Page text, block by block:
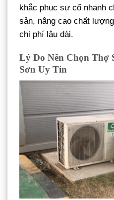
khắc phục sự cố nhanh
sản, nâng cao chất
chi phí lâu dài.
Lý Do Nên Chọn Thợ
Sơn Uy Tín